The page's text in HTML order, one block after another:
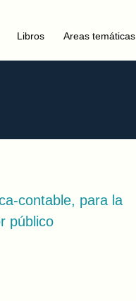
Libros Areas temáticas
contable, para la
público